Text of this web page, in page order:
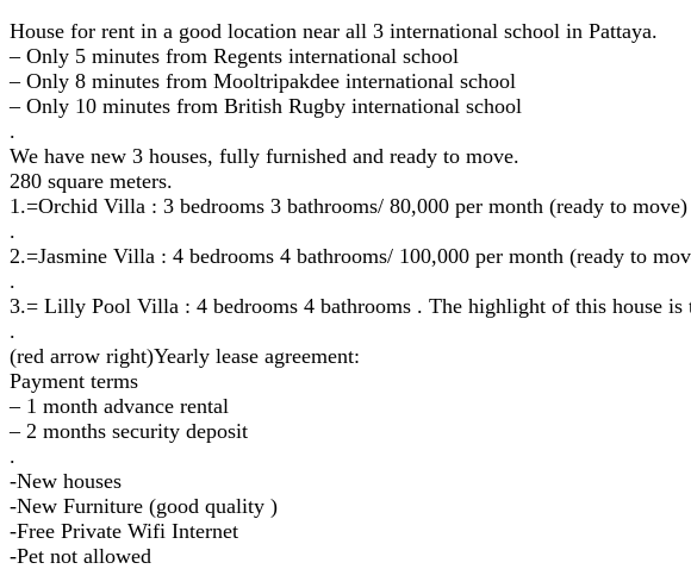
House for rent in a good location near all 3 international school in Pattaya.
– Only 5 minutes from Regents international school
– Only 8 minutes from Mooltripakdee international school
– Only 10 minutes from British Rugby international school
.
We have new 3 houses, fully furnished and ready to move.
280 square meters.
1.=Orchid Villa : 3 bedrooms 3 bathrooms/ 80,000 per month (ready to move)
.
2.=Jasmine Villa : 4 bedrooms 4 bathrooms/ 100,000 per month (ready to
.
3.= Lilly Pool Villa : 4 bedrooms 4 bathrooms . The highlight of this house
.
(red arrow right)Yearly lease agreement:
Payment terms
– 1 month advance rental
– 2 months security deposit
.
-New houses
-New Furniture (good quality )
-Free Private Wifi Internet
-Pet not allowed